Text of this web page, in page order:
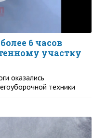
6 часов
участку
оказались
техники